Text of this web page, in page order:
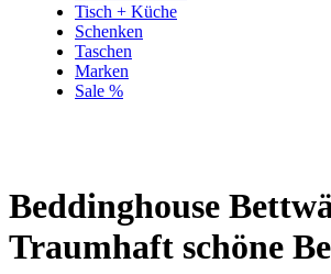
Tisch + Küche
Schenken
Taschen
Marken
Sale %
Beddinghouse
Traumhaft schöne